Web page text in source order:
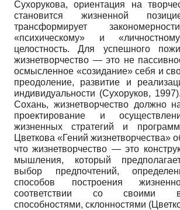
Сухорукова, ориентация на
становится жизненной
трансформирует
«психическому» и
целостность. Для успешного
жизнетворчество — это не
осмысленное «созидание» себя и
преодоление, развитие и
индивидуальности (Сухоруков,
Сохань, жизнетворчество должно
проектирование и
жизненных стратегий и
Цветкова «Гений жизнетворчества»
что жизнетворчество — это
мышления, который
выбор предпочтений,
способов построения
соответствии со своими
способностями, склонностями